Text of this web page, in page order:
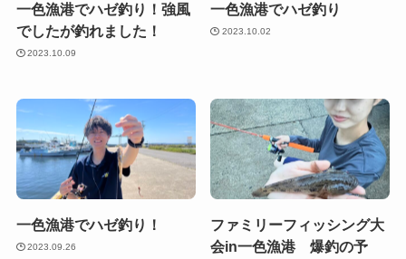
一色漁港でハゼ釣り！強風
でしたが釣れました！
2023.10.09
一色漁港でハゼ釣り
2023.10.02
一色漁港でハゼ釣り！
2023.09.26
ファミリーフィッシング大
会in一色漁港 爆釣の予